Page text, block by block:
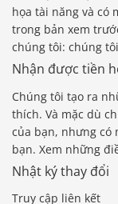
họa tài năng và có
trong bản xem
chúng tôi: chúng
Nhận được tiền
Chúng tôi tạo ra
thích. Và mặc dù
của bạn, nhưng có
bạn. Xem những
Nhật ký thay đổi
Truy cập liên kết